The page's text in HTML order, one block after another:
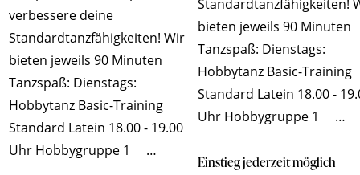
verbessere deine
Standardtanzfähigkeiten! Wir
bieten jeweils 90 Minuten
Tanzspaß: Dienstags:
Hobbytanz Basic-Training
Standard Latein 18.00 - 19.00
Uhr Hobbygruppe 1 …
Standardtanzfähigkeiten!
bieten jeweils 90 Minuten
Tanzspaß: Dienstags:
Hobbytanz Basic-Training
Standard Latein 18.00 -
Uhr Hobbygruppe 1 …
Einstieg jederzeit möglich